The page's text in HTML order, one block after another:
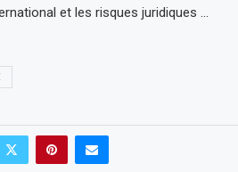
et les risques juridiques …